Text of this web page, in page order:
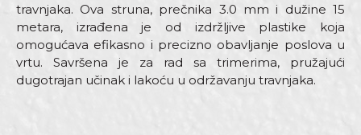
travnjaka. Ova struna, prečnika 3.0 mm i dužine 15
metara, izrađena je od izdržljive plastike koja
omogućava efikasno i precizno obavljanje poslova u
vrtu. Savršena je za rad sa trimerima, pružajući
dugotrajan učinak i lakoću u održavanju travnjaka.